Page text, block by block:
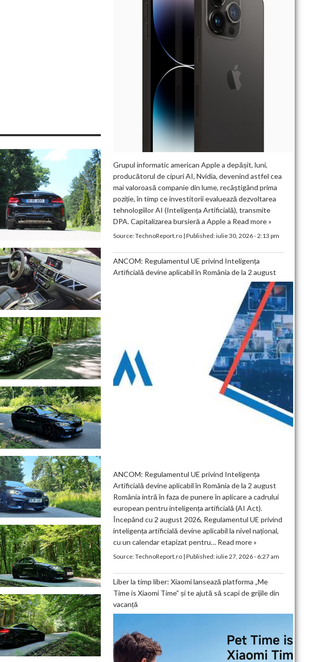
Grupul informatic american Apple a depășit, luni,
producătorul de cipuri AI, Nvidia, devenind astfel cea
mai valoroasă companie din lume, recâștigând prima
poziție, în timp ce investitorii evaluează dezvoltarea
tehnologiilor AI (Inteligența Artificială), transmite
DPA. Capitalizarea bursieră a Apple a Read more »
Source:TechnoReport.ro| Published:iulie 30, 2026 - 2:13 pm
ANCOM: Regulamentul UE privind Inteligența
Artificială devine aplicabil în România de la 2 august
ANCOM: Regulamentul UE privind Inteligența
Artificială devine aplicabil în România de la 2 august
România intră în faza de punere în aplicare a cadrului
european pentru inteligența artificială (AI Act).
Începând cu 2 august 2026, Regulamentul UE privind
inteligența artificială devine aplicabil la nivel național,
cu un calendar etapizat pentru… Read more »
Source:TechnoReport.ro| Published:iulie 27, 2026 - 6:27 am
Liber la timp liber: Xiaomi lansează platforma „Me
Time is Xiaomi Time” și te ajută să scapi de grijile din
vacanță